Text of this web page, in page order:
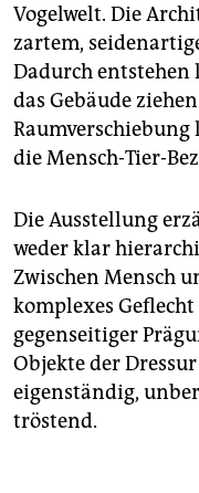
Vogelwelt. Die
zartem,
Dadurch entstehen
das Gebäude
die Mensch-Tier-
Die Ausstellung
weder klar
Zwischen Mensch
komplexes
gegenseitiger
Objekte der
eigenständig,
tröstend.